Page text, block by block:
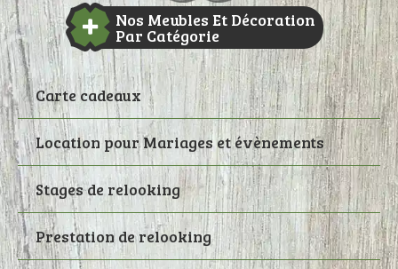
Nos Meubles Et Décoration
Par Catégorie
Carte cadeaux
Location pour Mariages et évènements
Stages de relooking
Prestation de relooking